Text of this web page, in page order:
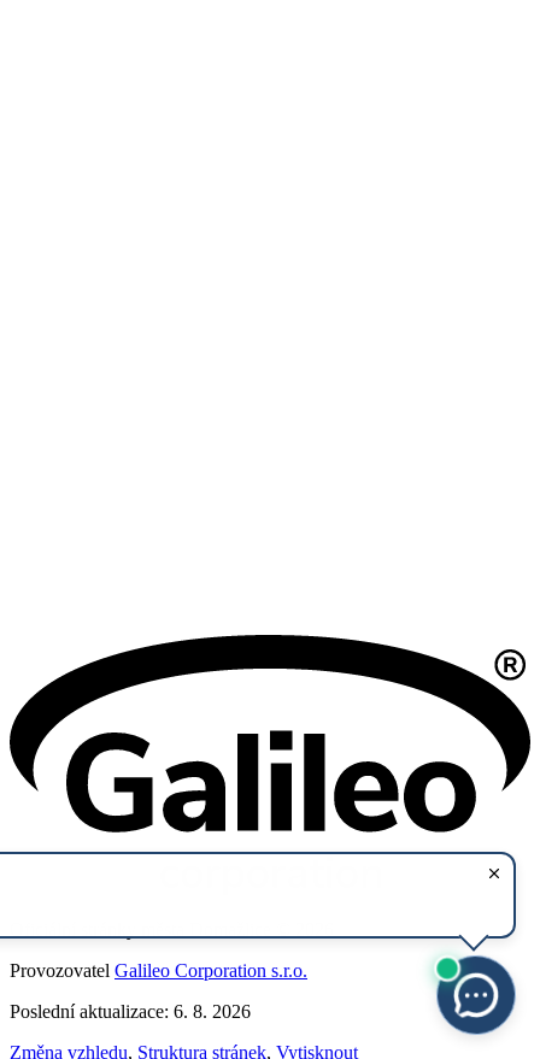
Provozovatel Galileo Corporation s.r.o.
Poslední aktualizace: 6. 8. 2026
Změna vzhledu, Struktura stránek, Vytisknout